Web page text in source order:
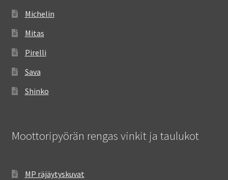
Michelin
Mitas
Pirelli
Sava
Shinko
Moottoripyörän rengas vinkit ja taulukot
MP räjäytyskuvat